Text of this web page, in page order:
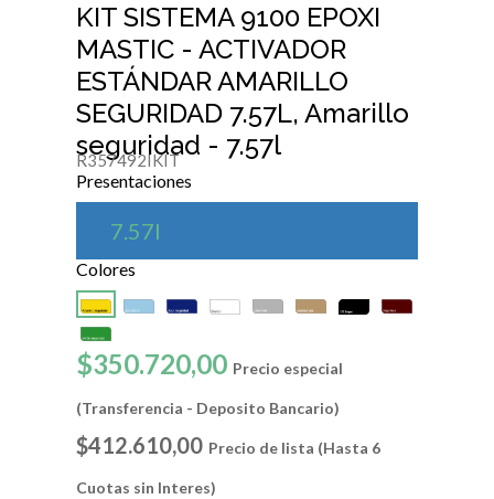
KIT SISTEMA 9100 EPOXI
MASTIC - ACTIVADOR
ESTÁNDAR AMARILLO
SEGURIDAD 7.57L, Amarillo
seguridad - 7.57l
R357492IKIT
Presentaciones
7.57l
Colores
$350.720,00 Precio especial
(Transferencia - Deposito Bancario)
$412.610,00 Precio de lista (Hasta 6
Cuotas sin Interes)